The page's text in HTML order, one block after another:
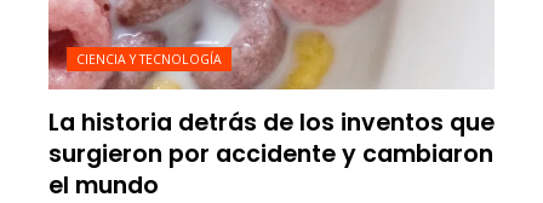
CIENCIA Y TECNOLOGÍA
La historia detrás de los inventos que
surgieron por accidente y cambiaron
el mundo